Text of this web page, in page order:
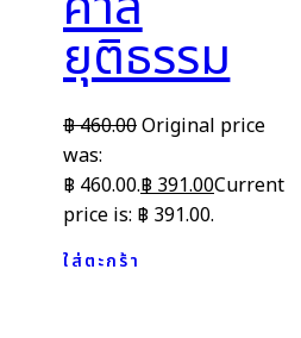
ยุติธรรม
฿460.00Original price
was:
฿ 460.00.฿391.00Current
price is: ฿ 391.00.
ใส่ตะกร้า